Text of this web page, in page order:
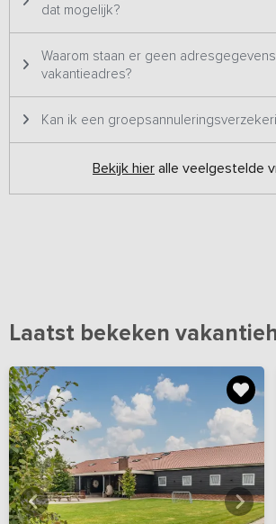
dat mogelijk?
Waarom staan er geen
vakantieadres?
Kan ik een
Bekijk hier alle veelgestelde
Laatst bekeken
Bekijkhieralle foto's